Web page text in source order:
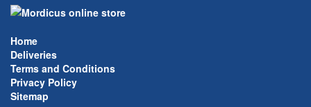
Home
Deliveries
Terms and Conditions
Privacy Policy
Sitemap